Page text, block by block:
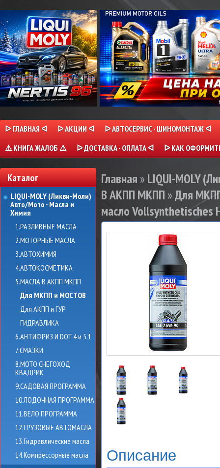
ᐅ ГЛАВНАЯ ᐊ ᐅ АКЦИИ ᐊ
ᐅ АВТОСЕРВИС - ШИНОМОНТАЖ ᐊ
⚠ КНИГА ЖАЛОБ ⚠
ᐅ ДОСТАВКА - ОПЛАТА ᐊ ᐅ КАК
Каталог
LIQUI-MOLY (Ликви-Моли)
Авто/Мото - Масла и
Химия
1.РАЗЛИВНЫЕ МАСЛА
2.МОТОРНЫЕ МАСЛА
3.АВТОХИМИЯ
4.АВТОКОСМЕТИКА
5.МАСЛА В АКПП МКПП
Для МКПП и МОСТОВ
Для АКПП и ГУР
ГИДРАВЛИКА
6.АНТИФРИЗ И DOT 4 и 5.1
7.СМАЗКИ
8.МОТО СНЕГОХОД
КВАДРИК
9.САДОВАЯ ПРОГРАММА
10.ЛОДОЧНАЯ ПРОГРАММА
11.ВЕЛО ПРОГРАММА
12.ГРУЗОВЫЕ АВТОМАСЛА
13.Гидравлические масла
14.Компрессорные масла
Главная » LIQUI-MOLY
В АКПП МКПП »Для
масло Vollsynthetisches
Описание